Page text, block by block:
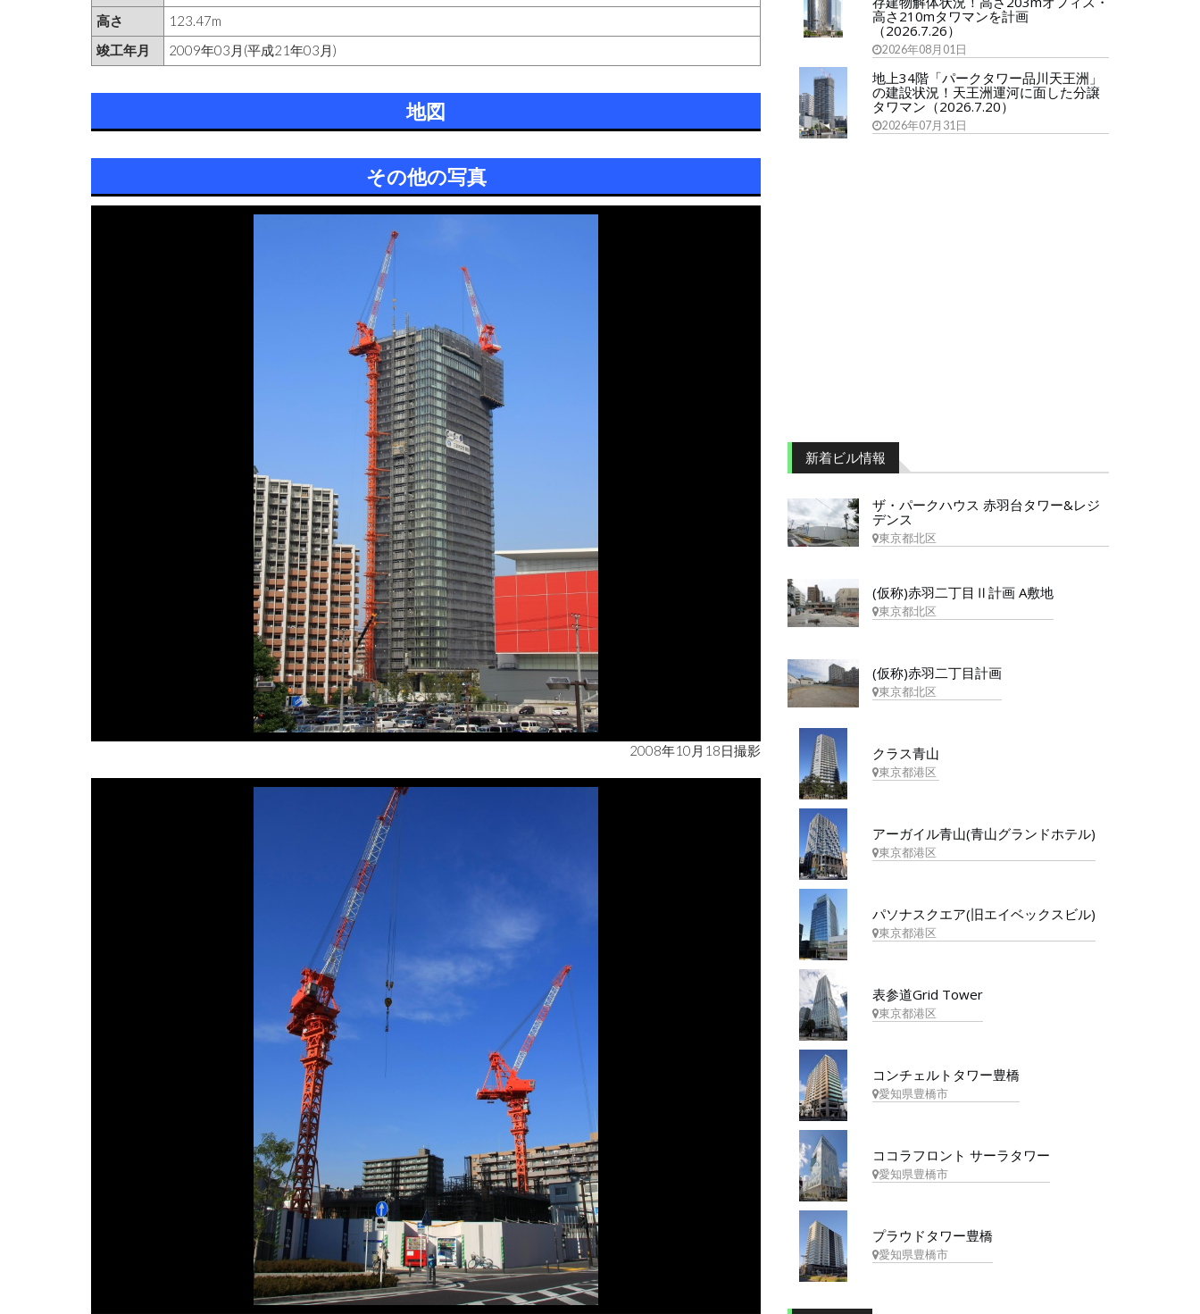
高さ
123.47m
竣工年月
2009年03月(平成21年03月)
地図
その他の写真
2008年10月18日撮影
高さ210mタワマンを計画
（2026.7.26）
2026年08月01日
地上34階「パークタワー品川天王洲」
の建設状況！天王洲運河に面した分譲
タワマン（2026.7.20）
2026年07月31日
新着ビル情報
ザ・パークハウス 赤羽台タワー&レジ
デンス
東京都北区
(仮称)赤羽二丁目Ⅱ計画 A敷地
東京都北区
(仮称)赤羽二丁目計画
東京都北区
クラス青山
東京都港区
アーガイル青山(青山グランドホテル)
東京都港区
パソナスクエア(旧エイベックスビル)
東京都港区
表参道Grid Tower
東京都港区
コンチェルトタワー豊橋
愛知県豊橋市
ココラフロント サーラタワー
愛知県豊橋市
プラウドタワー豊橋
愛知県豊橋市